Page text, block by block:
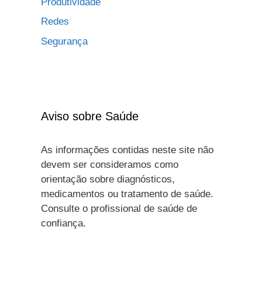
Redes
Segurança
Aviso sobre Saúde
As informações contidas neste site não
devem ser consideramos como
orientação sobre diagnósticos,
medicamentos ou tratamento de saúde.
Consulte o profissional de saúde de
confiança.